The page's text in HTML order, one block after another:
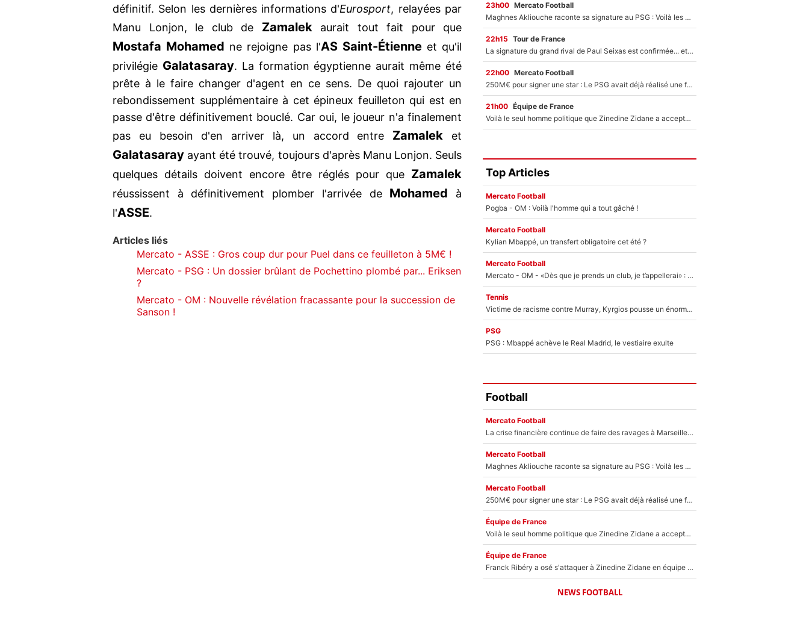
définitif. Selon les dernières informations d'Eurosport, relayées par
Manu Lonjon, le club de Zamalekaurait tout fait pour que
Mostafa Mohamed ne rejoigne pas l'AS Saint-Étienneet qu'il
privilégie Galatasaray. La formation égyptienne aurait même été
prête à le faire changer d'agent en ce sens. De quoi rajouter un
rebondissement supplémentaire à cet épineux feuilleton qui est en
passe d'être définitivement bouclé. Car oui, le joueur n'a finalement
pas eu besoin d'en arriver là, un accord entre Zamalek et
Galatasaray ayant été trouvé, toujours d'après Manu Lonjon. Seuls
quelques détails doivent encore être réglés pour que Zamalek
réussissent à définitivement plomber l'arrivée de Mohamed à
l'ASSE.
Articles liés
Mercato - ASSE : Gros coup dur pour Puel dans ce feuilleton à 5M€ !
Mercato - PSG : Un dossier brûlant de Pochettino plombé par... Eriksen
?
Mercato - OM : Nouvelle révélation fracassante pour la succession de
Sanson !
23h00 Mercato Football
Maghnes Akliouche raconte sa signature au PSG : Voilà les coulisses de son transfert de rêve à 50M€
22h15 Tour de France
La signature du grand rival de Paul Seixas est confirmée... et c'est une excellente nouvelle pour l'équipe Decathlon-CMA CGM !
22h00 Mercato Football
250M€ pour signer une star : Le PSG avait déjà réalisé une folie sur le mercato bien avant Neymar !
21h00 Équipe de France
Voilà le seul homme politique que Zinedine Zidane a accepté dans son entourage : «Je garde un très bon souvenir de lui»
Top Articles
Mercato Football
Pogba - OM : Voilà l'homme qui a tout gâché !
Mercato Football
Kylian Mbappé, un transfert obligatoire cet été ?
Mercato Football
Mercato - OM - «Dès que je prends un club, je t’appellerai» : La promesse de Marcelino au moment de claquer la porte
Tennis
Victime de racisme contre Murray, Kyrgios pousse un énorme coup de gueule !
PSG
PSG : Mbappé achève le Real Madrid, le vestiaire exulte
Football
Mercato Football
La crise financière continue de faire des ravages à Marseille : L’OM a placé 12 joueurs sur le marché des transferts… et ça pourrait lui rapporter près de 100M€ !
Mercato Football
Maghnes Akliouche raconte sa signature au PSG : Voilà les coulisses de son transfert de rêve à 50M€
Mercato Football
250M€ pour signer une star : Le PSG avait déjà réalisé une folie sur le mercato bien avant Neymar !
Équipe de France
Voilà le seul homme politique que Zinedine Zidane a accepté dans son entourage : «Je garde un très bon souvenir de lui»
Équipe de France
Franck Ribéry a osé s'attaquer à Zinedine Zidane en équipe de France : «Je n'aurais jamais fait ça»
NEWS FOOTBALL